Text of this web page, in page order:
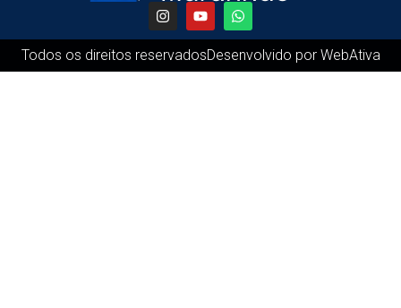
Todos os direitos reservadosDesenvolvido por WebAtiva